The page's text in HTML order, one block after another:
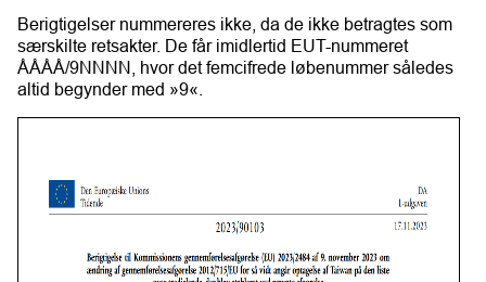
Berigtigelser nummereres ikke, da de ikke betragtes som
særskilte retsakter. De får imidlertid EUT-nummeret
ÅÅÅÅ/9NNNN, hvor det femcifrede løbenummer således
altid begynder med »9«.